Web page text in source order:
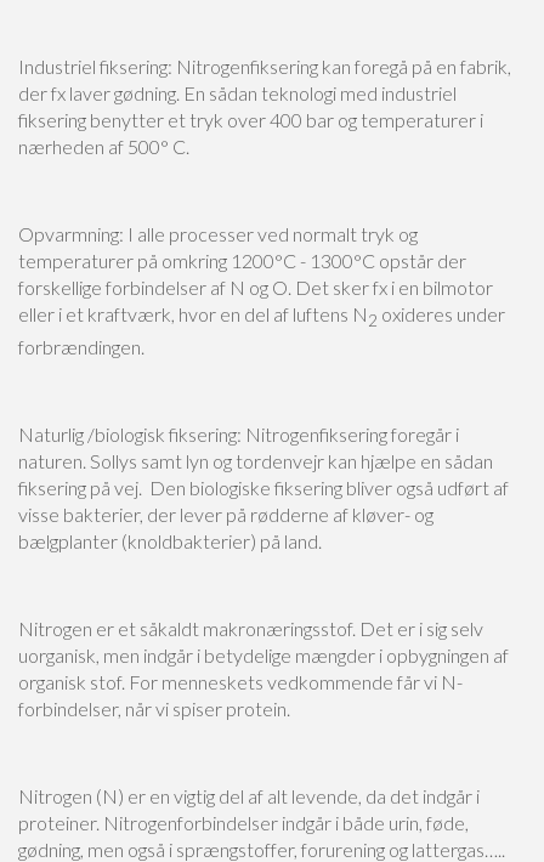
Industriel fiksering: Nitrogenfiksering kan foregå på en fabrik,
der fx laver gødning. En sådan teknologi med industriel
fiksering benytter et tryk over 400 bar og temperaturer i
nærheden af 500° C.
Opvarmning: I alle processer ved normalt tryk og
temperaturer på omkring 1200°C - 1300°C opstår der
forskellige forbindelser af N og O. Det sker fx i en bilmotor
eller i et kraftværk, hvor en del af luftens N2 oxideres under
forbrændingen.
схвалення або збір документів. Для тих, хто шукає швидке рішення, доступний
який дозволяє отримати гроші без відвідування банківських відділень. Уся
онлайн, а заявка розглядається автоматично. Кредитні кошти
що дозволяє уникнути затримок та бюрократичних складнощів. Позичальник
графік погашення, а відсутність прихованих комісій робить цей варіант
вигідним.
Naturlig /biologisk fiksering: Nitrogenfiksering foregår i
naturen. Sollys samt lyn og tordenvejr kan hjælpe en sådan
fiksering på vej. Den biologiske fiksering bliver også udført af
visse bakterier, der lever på rødderne af kløver- og
bælgplanter (knoldbakterier) på land.
Nitrogen er et såkaldt makronæringsstof. Det er i sig selv
uorganisk, men indgår i betydelige mængder i opbygningen af
organisk stof. For menneskets vedkommende får vi N-
forbindelser, når vi spiser protein.
Nitrogen (N) er en vigtig del af alt levende, da det indgår i
proteiner. Nitrogenforbindelser indgår i både urin, føde,
gødning, men også i sprængstoffer, forurening og lattergas…..